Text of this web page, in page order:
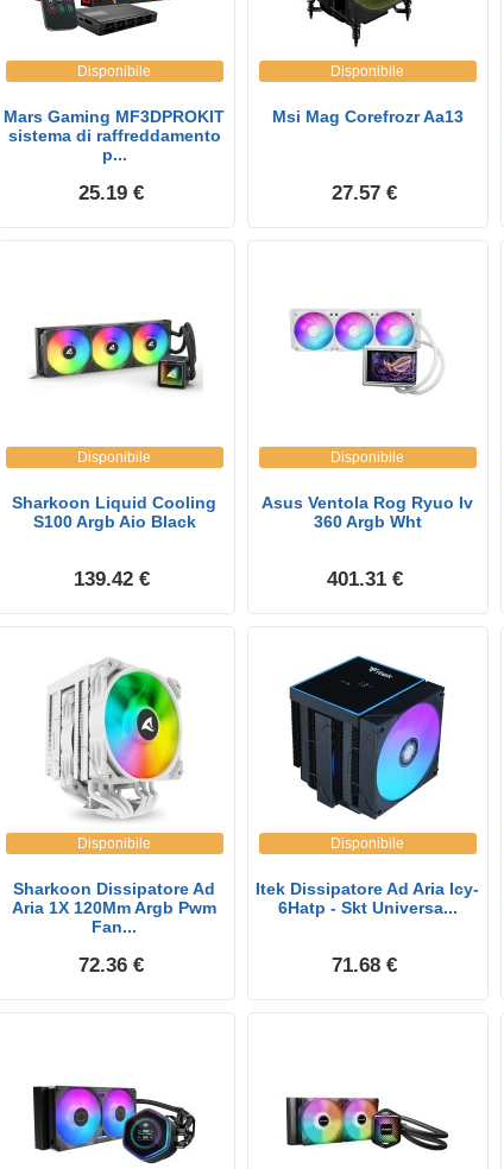
Disponibile
Mars Gaming MF3DPROKIT
sistema di raffreddamento
p...
25.19 €
Disponibile
Msi Mag Corefrozr Aa13
27.57 €
Disponibile
Sharkoon Liquid Cooling
S100 Argb Aio Black
139.42 €
Disponibile
Asus Ventola Rog Ryuo Iv
360 Argb Wht
401.31 €
Disponibile
Sharkoon Dissipatore Ad
Aria 1X 120Mm Argb Pwm
Fan...
72.36 €
Disponibile
Itek Dissipatore Ad Aria Icy-
6Hatp - Skt Universa...
71.68 €